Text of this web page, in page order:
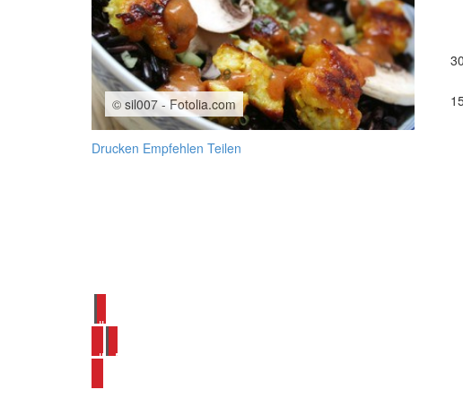
© sil007 - Fotolia.com
Drucken Empfehlen Teilen
alle Reissalat Rezepte ansehen
alle Mango Rezepte ansehen